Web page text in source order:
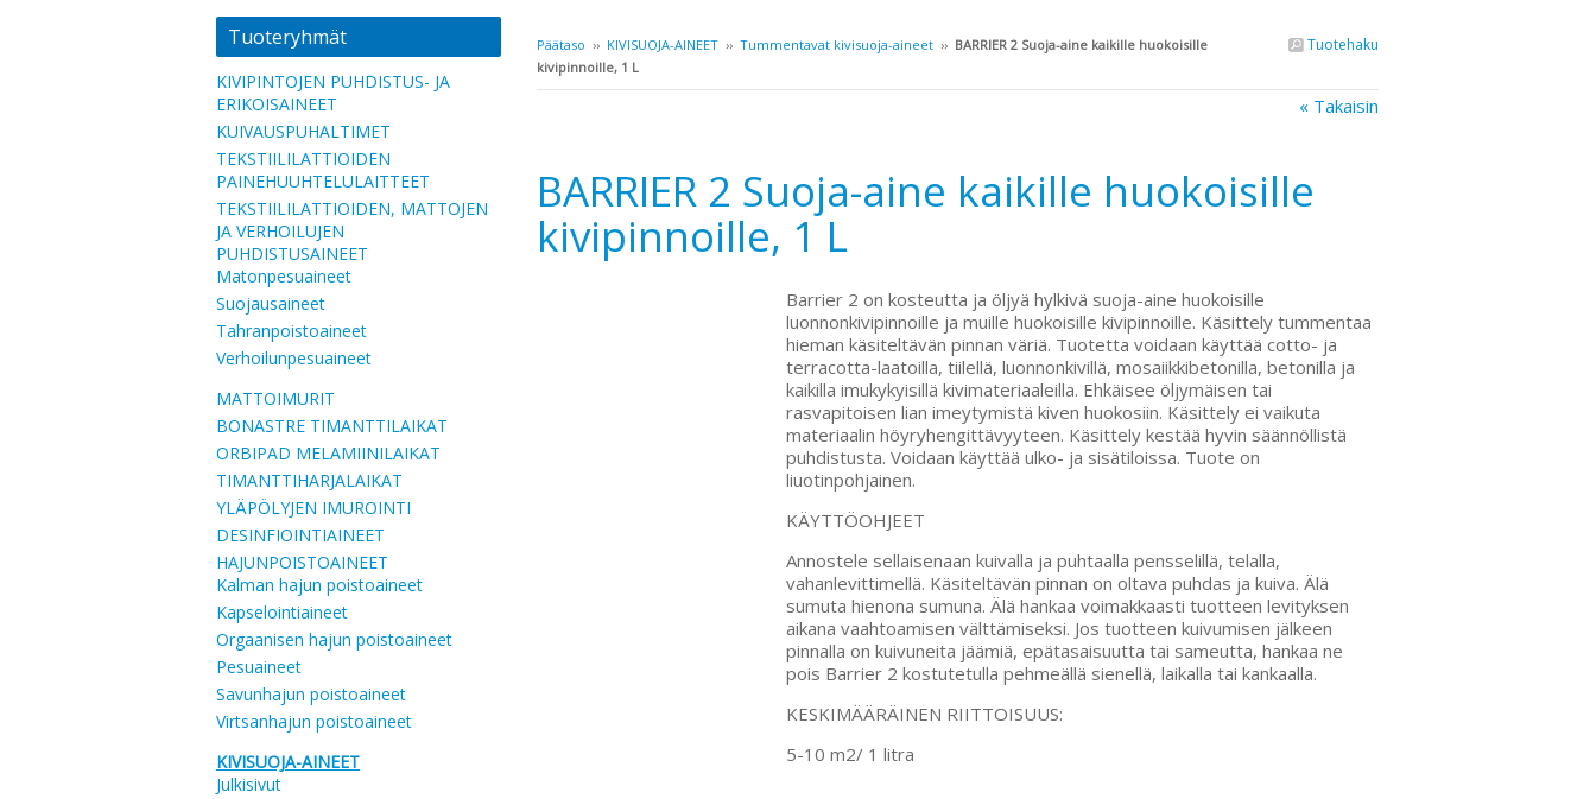
Tuotehaku
Päätaso ›› KIVISUOJA-AINEET ›› Tummentavat kivisuoja-aineet ›› BARRIER 2 Suoja-aine kaikille huokoisille
kivipinnoille, 1 L
« Takaisin
BARRIER 2 Suoja-aine kaikille huokoisille
kivipinnoille, 1 L
Barrier 2 on kosteutta ja öljyä hylkivä suoja-aine huokoisille
luonnonkivipinnoille ja muille huokoisille kivipinnoille. Käsittely tummentaa
hieman käsiteltävän pinnan väriä. Tuotetta voidaan käyttää cotto- ja
terracotta-laatoilla, tiilellä, luonnonkivillä, mosaiikkibetonilla, betonilla ja
kaikilla imukykyisillä kivimateriaaleilla. Ehkäisee öljymäisen tai
rasvapitoisen lian imeytymistä kiven huokosiin. Käsittely ei vaikuta
materiaalin höyryhengittävyyteen. Käsittely kestää hyvin säännöllistä
puhdistusta. Voidaan käyttää ulko- ja sisätiloissa. Tuote on
liuotinpohjainen.
KÄYTTÖOHJEET
Annostele sellaisenaan kuivalla ja puhtaalla pensselillä, telalla,
vahanlevittimellä. Käsiteltävän pinnan on oltava puhdas ja kuiva. Älä
sumuta hienona sumuna. Älä hankaa voimakkaasti tuotteen levityksen
aikana vaahtoamisen välttämiseksi. Jos tuotteen kuivumisen jälkeen
pinnalla on kuivuneita jäämiä, epätasaisuutta tai sameutta, hankaa ne
pois Barrier 2 kostutetulla pehmeällä sienellä, laikalla tai kankaalla.
KESKIMÄÄRÄINEN RIITTOISUUS:
5-10 m2/ 1 litra
Tuoteryhmät
KIVIPINTOJEN PUHDISTUS- JA
ERIKOISAINEET
KUIVAUSPUHALTIMET
TEKSTIILILATTIOIDEN
PAINEHUUHTELULAITTEET
TEKSTIILILATTIOIDEN, MATTOJEN
JA VERHOILUJEN
PUHDISTUSAINEET
Matonpesuaineet
Suojausaineet
Tahranpoistoaineet
Verhoilunpesuaineet
MATTOIMURIT
BONASTRE TIMANTTILAIKAT
ORBIPAD MELAMIINILAIKAT
TIMANTTIHARJALAIKAT
YLÄPÖLYJEN IMUROINTI
DESINFIOINTIAINEET
HAJUNPOISTOAINEET
Kalman hajun poistoaineet
Kapselointiaineet
Orgaanisen hajun poistoaineet
Pesuaineet
Savunhajun poistoaineet
Virtsanhajun poistoaineet
KIVISUOJA-AINEET
Julkisivut